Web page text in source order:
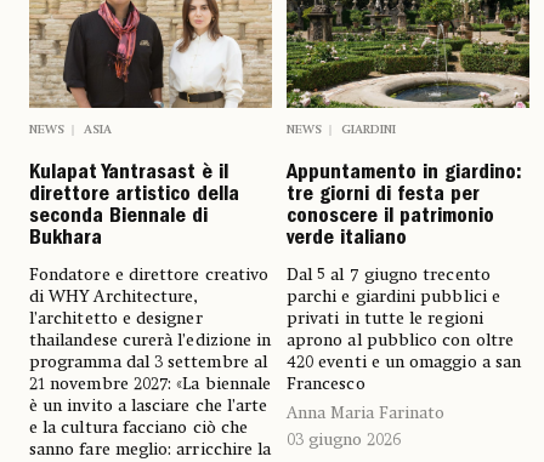
NEWS ASIA
Kulapat Yantrasast è il
direttore artistico della
seconda Biennale di
Bukhara
Fondatore e direttore creativo
di WHY Architecture,
l’architetto e designer
thailandese curerà l’edizione in
programma dal 3 settembre al
21 novembre 2027: «La biennale
è un invito a lasciare che l’arte
e la cultura facciano ciò che
sanno fare meglio: arricchire la
NEWS GIARDINI
Appuntamento in giardino:
tre giorni di festa per
conoscere il patrimonio
verde italiano
Dal 5 al 7 giugno trecento
parchi e giardini pubblici e
privati in tutte le regioni
aprono al pubblico con oltre
420 eventi e un omaggio a san
Francesco
Anna Maria Farinato
03 giugno 2026